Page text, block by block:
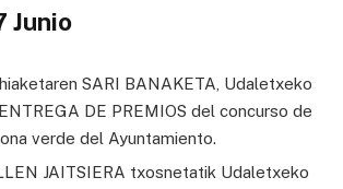
Junio
SARI BANAKETA, Udaletxeko
DE PREMIOS del concurso de
verde del Ayuntamiento.
JAITSIERA txosnetatik Udaletxeko